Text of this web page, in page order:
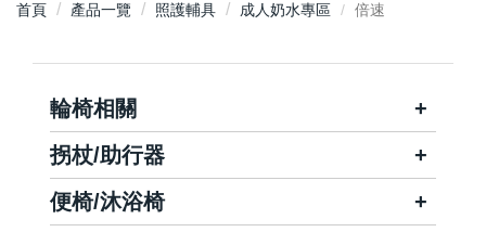
首頁 產品一覽 照護輔具 成人奶水專區 倍速
輪椅相關
拐杖/助行器
便椅/沐浴椅